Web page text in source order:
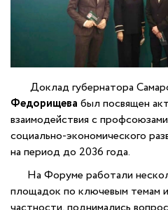
Доклад губернатора
Федорищева был посвящен
взаимодействия с
социально-экономического
на период до 2036 года.
На Форуме работали
площадок по ключевым темам и